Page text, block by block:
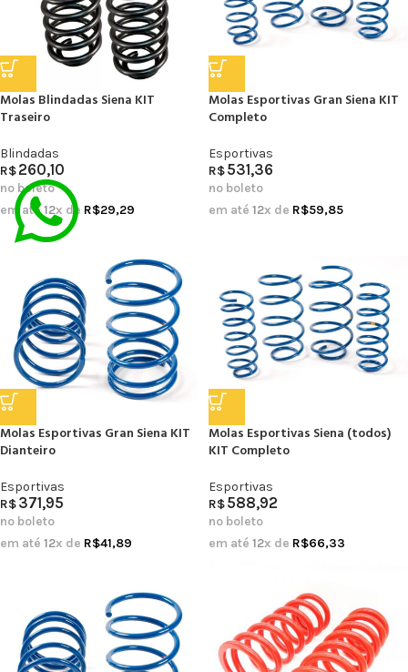
Molas Blindadas Siena KIT
Traseiro
Blindadas
R$260,10
no boleto
em até12x de R$29,29
Molas Esportivas Gran Siena KIT
Completo
Esportivas
R$531,36
no boleto
em até 12x de R$59,85
Molas Esportivas Gran Siena KIT
Dianteiro
Esportivas
R$371,95
no boleto
em até 12x de R$41,89
Molas Esportivas Siena (todos)
KIT Completo
Esportivas
R$588,92
no boleto
em até 12x de R$66,33